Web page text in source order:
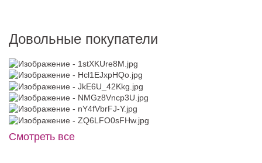
Довольные покупатели
Смотреть все